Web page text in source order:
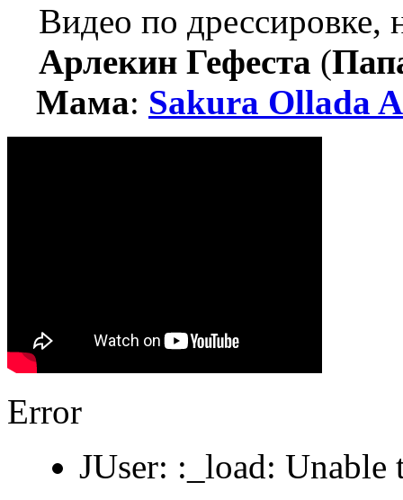
Видео по дрессировке,
Арлекин Гефеста (
Мама: Sakura Ollada
Error
JUser: :_load: